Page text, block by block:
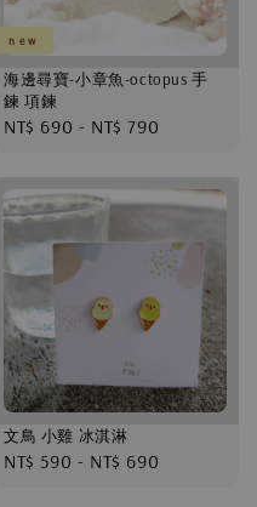
n e w
海邊尋寶-小章魚-octopus 手
鍊 項鍊
Regular
NT$ 690 - NT$ 790
文鳥 小雞 冰淇淋
Regular
NT$ 590 - NT$ 690